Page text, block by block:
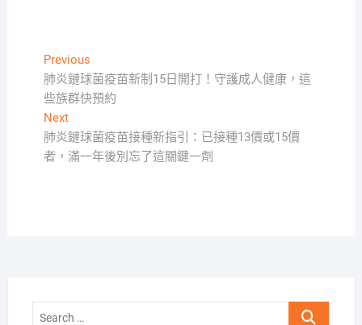
文
章
導
覽
PreviousPrevious
post:
肺炎鏈球菌疫苗新制15日開打！守護成人健康，這
些族群快預約
NextNext
post:
肺炎鏈球菌疫苗接種新指引：已接種13價或15價
者，滿一年後別忘了這關鍵一劑
Search